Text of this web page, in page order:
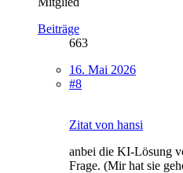
Beiträge
663
16. Mai 2026
#8
Zitat von hansi
anbei die KI-Lösung
Frage. (Mir hat sie